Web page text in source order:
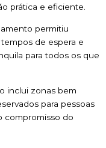
prática e eficiente.
permitiu
de espera e
para todos os que
inclui zonas bem
para pessoas
compromisso do